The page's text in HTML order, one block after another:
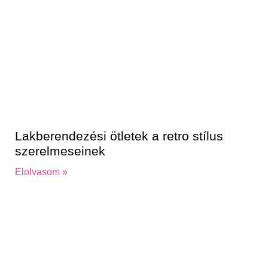
Lakberendezési ötletek a retro stílus
szerelmeseinek
Elolvasom »